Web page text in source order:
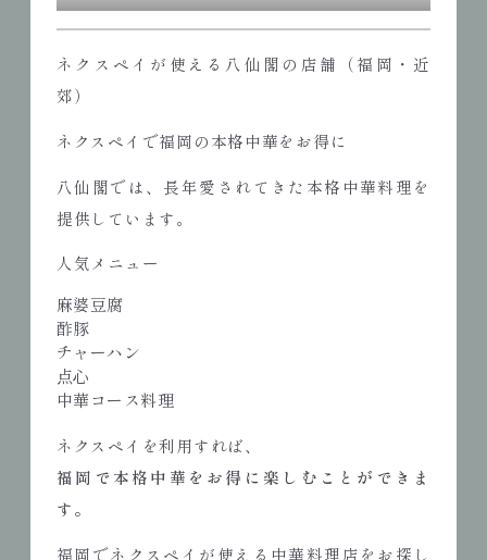
ネクスペイが使える八仙閣の店舗（福岡・近
郊）
ネクスペイで福岡の本格中華をお得に
八仙閣では、長年愛されてきた本格中華料理を
提供しています。
人気メニュー
麻婆豆腐
酢豚
チャーハン
点心
中華コース料理
ネクスペイを利用すれば、
福岡で本格中華をお得に楽しむことができま
す。
福岡でネクスペイが使える中華料理店をお探し